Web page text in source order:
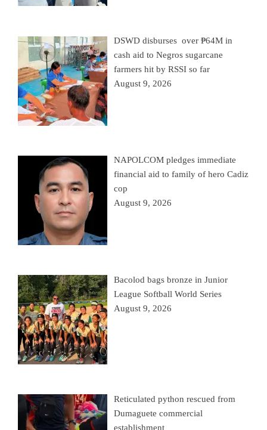
DSWD disburses over ₱64M in
cash aid to Negros sugarcane
farmers hit by RSSI so far
August 9, 2026
NAPOLCOM pledges immediate
financial aid to family of hero Cadiz
cop
August 9, 2026
Bacolod bags bronze in Junior
League Softball World Series
August 9, 2026
Reticulated python rescued from
Dumaguete commercial
establishment